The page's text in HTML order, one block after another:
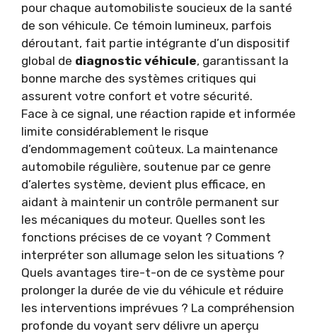
pour chaque automobiliste soucieux de la santé
de son véhicule. Ce témoin lumineux, parfois
déroutant, fait partie intégrante d’un dispositif
global de diagnostic véhicule, garantissant la
bonne marche des systèmes critiques qui
assurent votre confort et votre sécurité.
Face à ce signal, une réaction rapide et informée
limite considérablement le risque
d’endommagement coûteux. La maintenance
automobile régulière, soutenue par ce genre
d’alertes système, devient plus efficace, en
aidant à maintenir un contrôle permanent sur
les mécaniques du moteur. Quelles sont les
fonctions précises de ce voyant ? Comment
interpréter son allumage selon les situations ?
Quels avantages tire-t-on de ce système pour
prolonger la durée de vie du véhicule et réduire
les interventions imprévues ? La compréhension
profonde du voyant serv délivre un aperçu